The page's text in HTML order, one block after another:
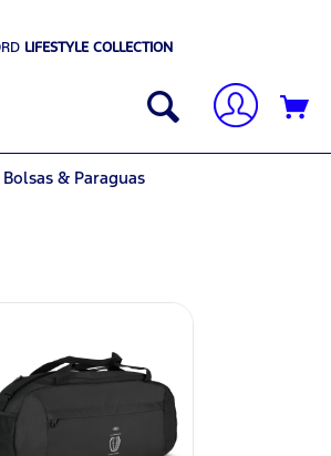
LIFESTYLE COLLECTION
Bolsas & Paraguas